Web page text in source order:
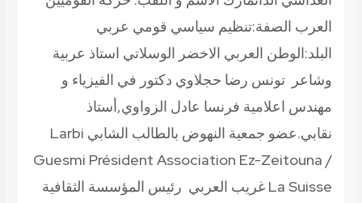
العرب الصفة:تنظيم سياسي قومي عربي
البلد:الوطن العربي الاخضر الوسلاتي استاذ عربية
وشاعر تونس رضا حجلاوي دكتور في الفيزياء و
مهندس اعلامية فرنسا عادل الزواوي,أستاذ
نقابي.عضو جمعية النهوض بالطالب الشابي Larbi
Guesmi Président Association Ez-Zeitouna /
La Suisse غريب العربي رئيس المؤسسة الثقافية